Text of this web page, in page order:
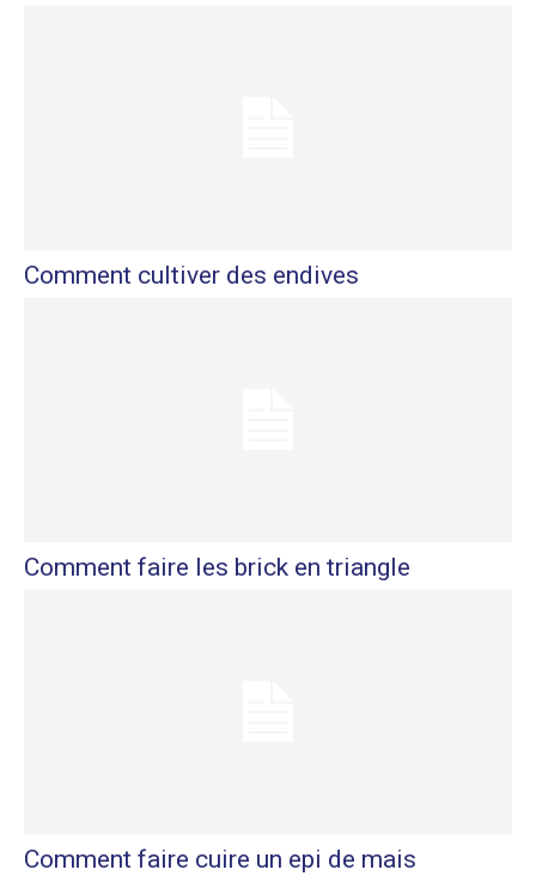
Comment cultiver des endives
Comment faire les brick en triangle
Comment faire cuire un epi de mais